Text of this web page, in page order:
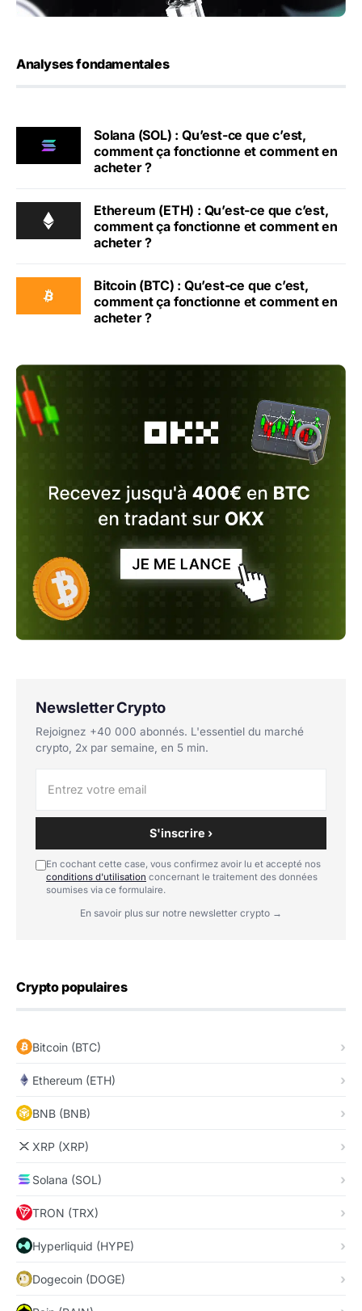
Analyses fondamentales
Solana (SOL) : Qu’est-ce que c’est,
comment ça fonctionne et comment en
acheter ?
Ethereum (ETH) : Qu’est-ce que c’est,
comment ça fonctionne et comment en
acheter ?
Bitcoin (BTC) : Qu’est-ce que c’est,
comment ça fonctionne et comment en
acheter ?
Newsletter Crypto
Rejoignez +40 000 abonnés. L'essentiel du marché
crypto, 2x par semaine, en 5 min.
S'inscrire ›
En cochant cette case, vous confirmez avoir lu et accepté nos
conditions d'utilisation concernant le traitement des données
soumises via ce formulaire.
En savoir plus sur notre newsletter crypto →
Crypto populaires
Bitcoin (BTC)
Ethereum (ETH)
BNB (BNB)
XRP (XRP)
Solana (SOL)
TRON (TRX)
Hyperliquid (HYPE)
Dogecoin (DOGE)